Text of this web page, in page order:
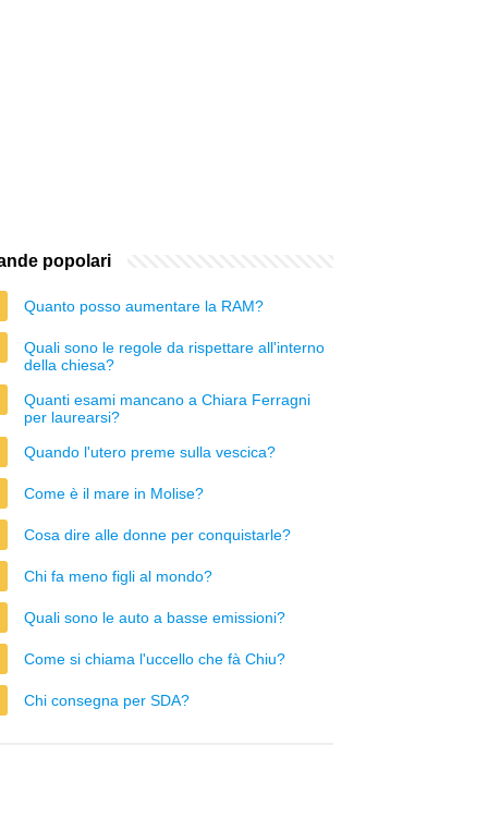
popolari
Quanto posso aumentare la RAM?
Quali sono le regole da rispettare all'interno
della chiesa?
Quanti esami mancano a Chiara Ferragni
per laurearsi?
Quando l'utero preme sulla vescica?
Come è il mare in Molise?
Cosa dire alle donne per conquistarle?
Chi fa meno figli al mondo?
Quali sono le auto a basse emissioni?
Come si chiama l'uccello che fà Chiu?
Chi consegna per SDA?